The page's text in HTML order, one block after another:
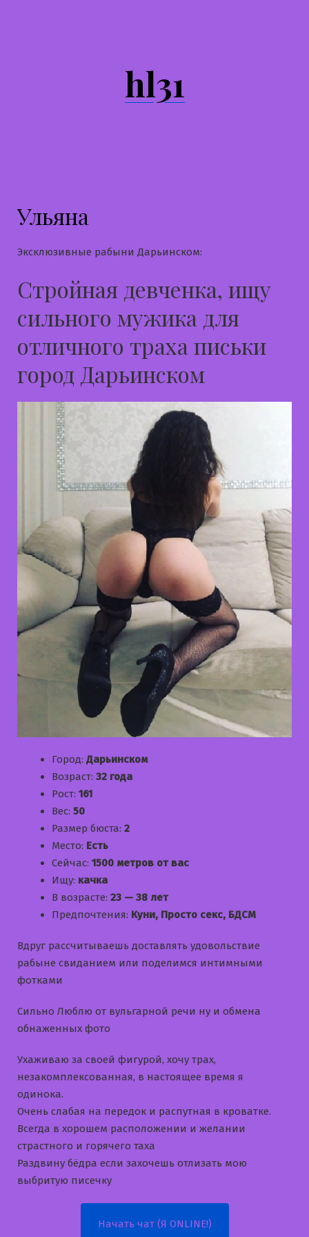
hl31
Ульяна
Эксклюзивные рабыни Дарьинском:
Стройная девченка, ищу
сильного мужика для
отличного траха письки
город Дарьинском
Город: Дарьинском
Возраст: 32 года
Рост: 161
Вес: 50
Размер бюста: 2
Место: Есть
Сейчас: 1500 метров от вас
Ищу: качка
В возрасте: 23 — 38 лет
Предпочтения: Куни, Просто секс, БДСМ
Вдруг рассчитываешь доставлять удовольствие
рабыне свиданием или поделимся интимными
фотками
Сильно Люблю от вульгарной речи ну и обмена
обнаженных фото
Ухаживаю за своей фигурой, хочу трах,
незакомплексованная, в настоящее время я
одинока.
Очень слабая на передок и распутная в кроватке.
Всегда в хорошем расположении и желании
страстного и горячего таха
Раздвину бёдра если захочешь отлизать мою
выбритую писечку
Начать чат (Я ONLINE!)